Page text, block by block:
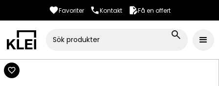
Favoriter Kontakt Få en offert